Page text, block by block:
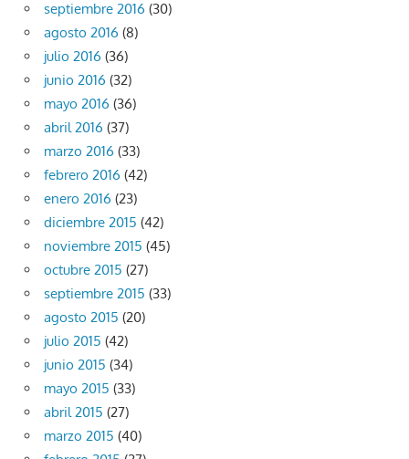
septiembre 2016 (30)
agosto 2016 (8)
julio 2016 (36)
junio 2016 (32)
mayo 2016 (36)
abril 2016 (37)
marzo 2016 (33)
febrero 2016 (42)
enero 2016 (23)
diciembre 2015 (42)
noviembre 2015 (45)
octubre 2015 (27)
septiembre 2015 (33)
agosto 2015 (20)
julio 2015 (42)
junio 2015 (34)
mayo 2015 (33)
abril 2015 (27)
marzo 2015 (40)